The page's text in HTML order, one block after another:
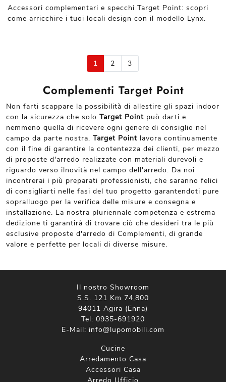
Accessori complementari e specchi Target Point: scopri
come arricchire i tuoi locali design con il modello Lynx.
1 2 3
Complementi Target Point
Non farti scappare la possibilità di allestire gli spazi indoor
con la sicurezza che solo Target Point può darti e
nemmeno quella di ricevere ogni genere di consiglio nel
campo da parte nostra. Target Point lavora continuamente
con il fine di garantire la contentezza dei clienti, per mezzo
di proposte d'arredo realizzate con materiali durevoli e
riguardo verso ilnovità nel campo dell'arredo. Da noi
incontrerai i più preparati professionisti, che saranno felici
di consigliarti nelle fasi del tuo progetto garantendoti pure
sopralluogo per la verifica delle misure e consegna e
installazione. La nostra pluriennale competenza e estrema
dedizione ti garantirà di trovare ciò che desideri tra le più
esclusive proposte d'arredo di Complementi, di grande
valore e perfette per locali di diverse misure.
Il nostro Showroom
S.S. 121 Km 74,800
94011 Agira (Enna)
Tel: 0935-691920
E-Mail: info@lupomobili.com
Cucine
Arredamento Casa
Accessori Casa